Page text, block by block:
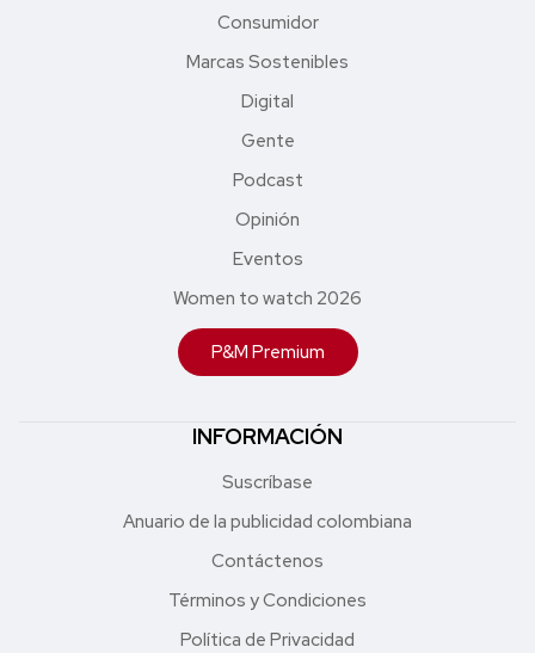
Consumidor
Marcas Sostenibles
Digital
Gente
Podcast
Opinión
Eventos
Women to watch 2026
P&M Premium
INFORMACIÓN
Suscríbase
Anuario de la publicidad colombiana
Contáctenos
Términos y Condiciones
Política de Privacidad